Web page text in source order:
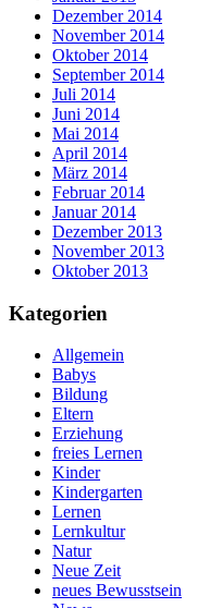
Dezember 2014
November 2014
Oktober 2014
September 2014
Juli 2014
Juni 2014
Mai 2014
April 2014
März 2014
Februar 2014
Januar 2014
Dezember 2013
November 2013
Oktober 2013
Kategorien
Allgemein
Babys
Bildung
Eltern
Erziehung
freies Lernen
Kinder
Kindergarten
Lernen
Lernkultur
Natur
Neue Zeit
neues Bewusstsein